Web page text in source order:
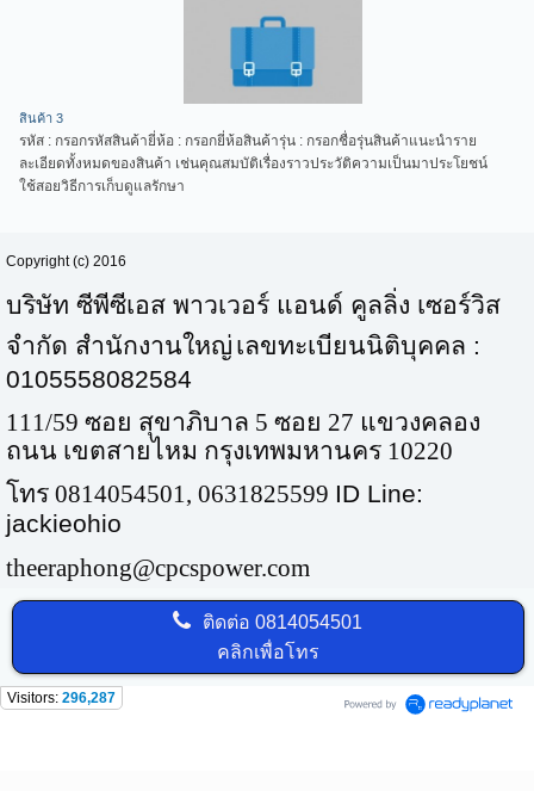
สินค้า 3
รหัส : กรอกรหัสสินค้ายี่ห้อ : กรอกยี่ห้อสินค้ารุ่น : กรอกชื่อรุ่นสินค้าแนะนำราย
ละเอียดทั้งหมดของสินค้า เช่นคุณสมบัติเรื่องราวประวัติความเป็นมาประโยชน์
ใช้สอยวิธีการเก็บดูแลรักษา
Copyright (c) 2016
บริษัท ซีพีซีเอส พาวเวอร์ แอนด์ คูลลิ่ง เซอร์วิส
จำกัด สำนักงานใหญ่ เลขทะเบียนนิติบุคคล :
0105558082584
111/59 ซอย สุขาภิบาล 5 ซอย 27 แขวงคลอง
ถนน เขตสายไหม กรุงเทพมหานคร 10220
โทร 0814054501, 0631825599 ID Line:
jackieohio
theeraphong@cpcspower.com
ติดต่อ0814054501
คลิกเพื่อโทร
Visitors: 296,287